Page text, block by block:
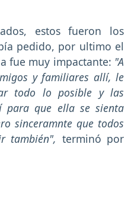
estos fueron los
pedido, por ultimo el
fue muy impactante: "A
y familiares allí, le
todo lo posible y las
para que ella se sienta
sinceramnte que todos
también", terminó por